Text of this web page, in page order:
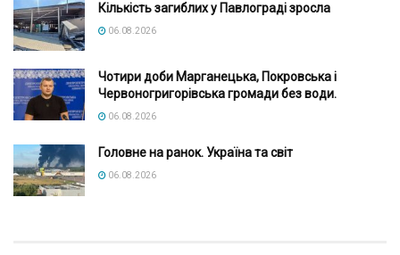
Кількість загиблих у Павлограді зросла
06.08.2026
Чотири доби Марганецька, Покровська і
Червоногригорівська громади без води.
06.08.2026
Головне на ранок. Україна та світ
06.08.2026